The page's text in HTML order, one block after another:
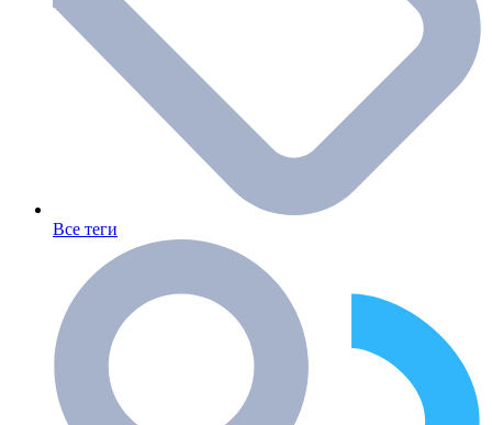
Все теги